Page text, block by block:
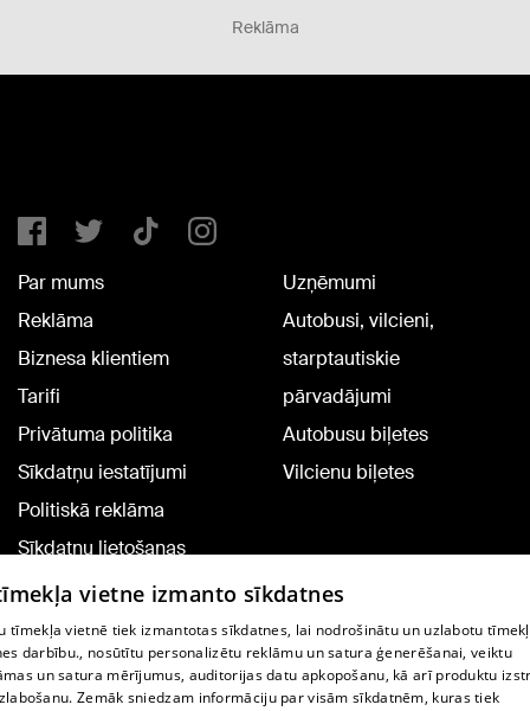
Reklāma
Par mums
Reklāma
Biznesa klientiem
Tarifi
Privātuma politika
Sīkdatņu iestatījumi
Politiskā reklāma
Sīkdatņu lietošanas
noteikumi
Komentāru pievienošana
Uzņēmumi
Autobusi, vilcieni,
starptautiskie
pārvadājumi
Autobusu biļetes
Vilcienu biļetes
TV programma
vietne izmanto sīkdatnes
tīmekļa vietnē tiek izmantotas sīkdatnes, lai nodrošinātu un uzlabotu
darbību., nosūtītu personalizētu reklāmu un satura ģenerēšanai, veiktu
un satura mērījumus, auditorijas datu apkopošanu, kā arī produktu
Zemāk sniedzam informāciju par visām sīkdatnēm, kuras tiek